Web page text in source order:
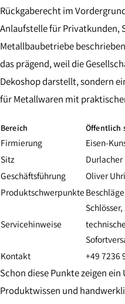
Rückgaberecht im
Anlaufstelle für Privatkunden,
Metallbaubetriebe
das prägend, weil die
Dekoshop darstellt, sondern
für Metallwaren mit
Bereich Öffentlich
Firmierung
Eisen-
Sitz
Durlacher
Geschäftsführung
Oliver
Produktschwerpunkte
Servicehinweise
Kontakt
+49 7236
Schon diese Punkte zeigen
Produktwissen und